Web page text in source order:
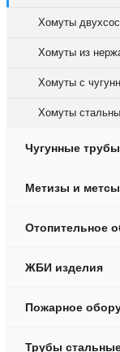
Хомуты
Хомуты из
Хомуты с
Хомуты
Чугунные
Метизы и
Отопительное
ЖБИ изделия
Пожарное
Трубы